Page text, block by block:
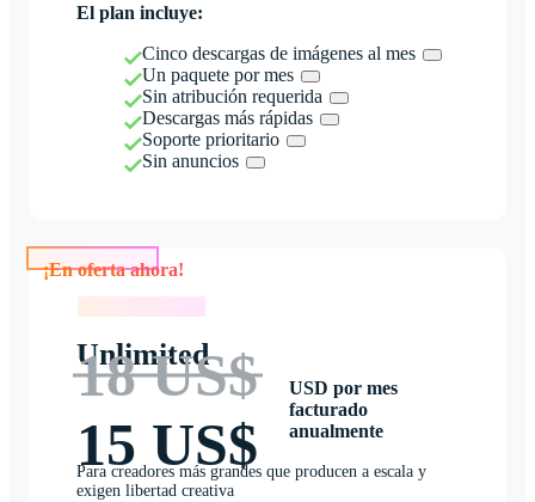
El plan incluye:
Cinco descargas de imágenes al mes
Un paquete por mes
Sin atribución requerida
Descargas más rápidas
Soporte prioritario
Sin anuncios
Unlimited
18 US$
15 US$
USD por mes
facturado
anualmente
Para creadores más grandes que producen a escala y
exigen libertad creativa